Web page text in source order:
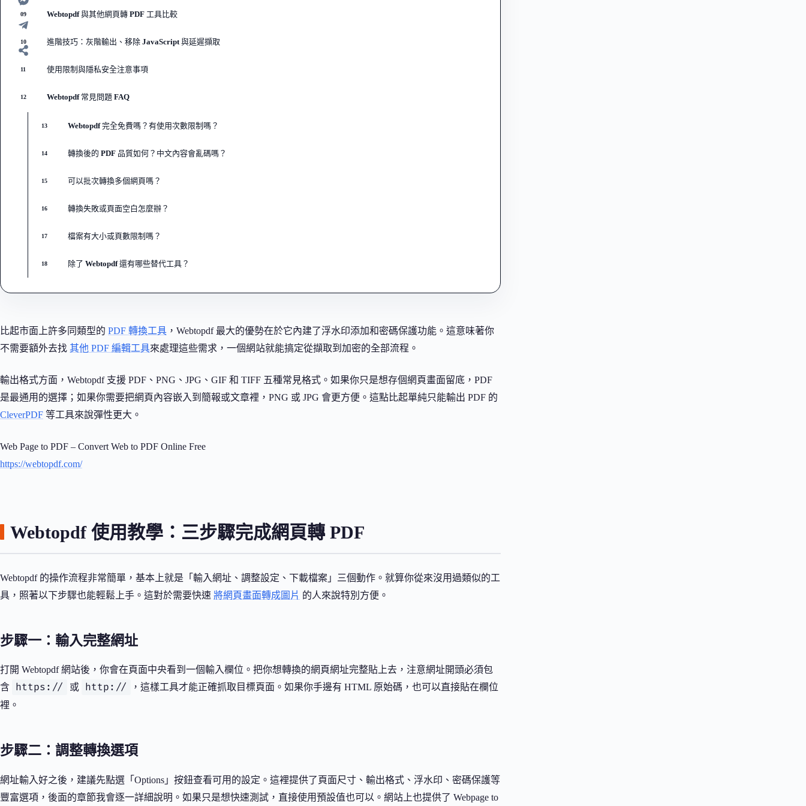
09 Webtopdf 與其他網頁轉 PDF 工具比較
10 進階技巧：灰階輸出、移除 JavaScript 與延遲擷取
11 使用限制與隱私安全注意事項
12 Webtopdf 常見問題 FAQ
13 Webtopdf 完全免費嗎？有使用次數限制嗎？
14 轉換後的 PDF 品質如何？中文內容會亂碼嗎？
15 可以批次轉換多個網頁嗎？
16 轉換失敗或頁面空白怎麼辦？
17 檔案有大小或頁數限制嗎？
18 除了 Webtopdf 還有哪些替代工具？
比起市面上許多同類型的 PDF 轉換工具 ，Webtopdf 最大的優勢在於它內建了浮水印添加和密碼保護功能。這意味著你
不需要額外去找 其他 PDF 編輯工具來處理這些需求，一個網站就能搞定從擷取到加密的全部流程。
輸出格式方面，Webtopdf 支援 PDF、PNG、JPG、GIF 和 TIFF 五種常見格式。如果你只是想存個網頁畫面留底，PDF
是最通用的選擇；如果你需要把網頁內容嵌入到簡報或文章裡，PNG 或 JPG 會更方便。這點比起單純只能輸出 PDF 的
CleverPDF 等工具來說彈性更大。
Web Page to PDF – Convert Web to PDF Online Free
https://webtopdf.com/
Webtopdf 使用教學：三步驟完成網頁轉 PDF
Webtopdf 的操作流程非常簡單，基本上就是「輸入網址、調整設定、下載檔案」三個動作。就算你從來沒用過類似的工
具，照著以下步驟也能輕鬆上手。這對於需要快速 將網頁畫面轉成圖片 的人來說特別方便。
步驟一：輸入完整網址
打開 Webtopdf 網站後，你會在頁面中央看到一個輸入欄位。把你想轉換的網頁網址完整貼上去，注意網址開頭必須包
含
https:// 或 http://
，這樣工具才能正確抓取目標頁面。如果你手邊有 HTML 原始碼，也可以直接貼在欄位
裡。
步驟二：調整轉換選項
網址輸入好之後，建議先點選「Options」按鈕查看可用的設定。這裡提供了頁面尺寸、輸出格式、浮水印、密碼保護等
豐富選項，後面的章節我會逐一詳細說明。如果只是想快速測試，直接使用預設值也可以。網站上也提供了 Webpage to